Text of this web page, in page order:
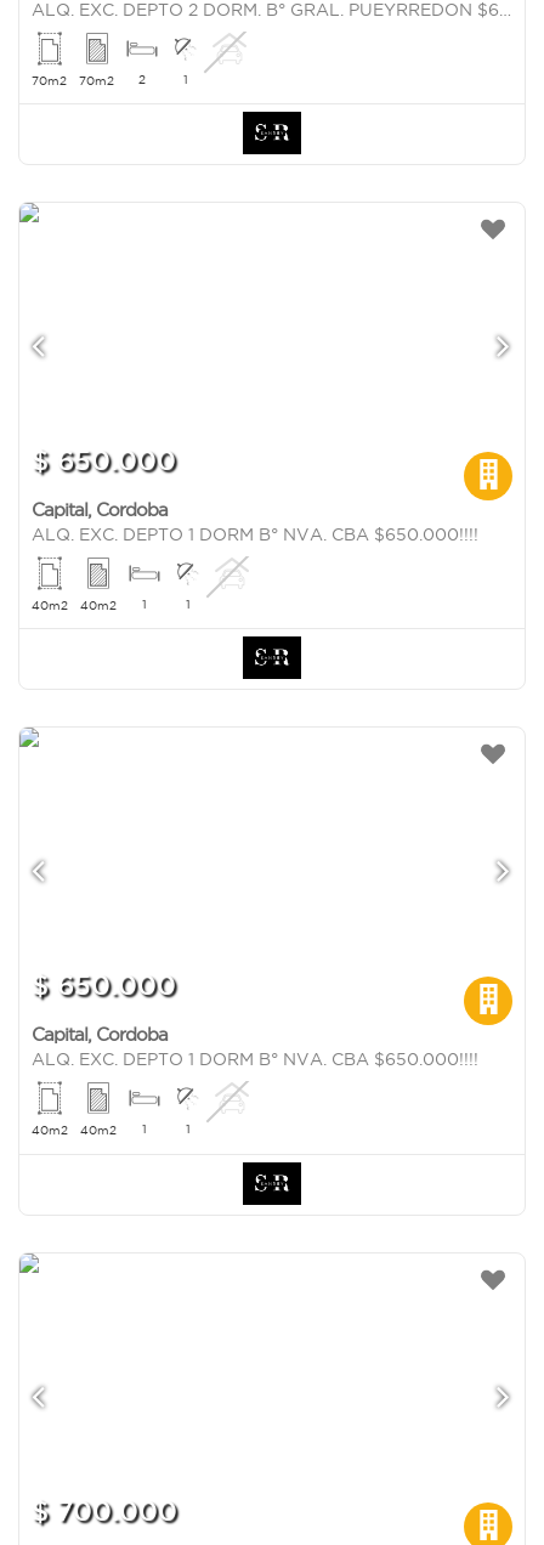
70m2 70m2 2 1
$ 650.000
Capital, Cordoba
ALQ. EXC. DEPTO 1 DORM B° NVA. CBA $650.000!!!!
40m2 40m2 1 1
$ 650.000
Capital, Cordoba
ALQ. EXC. DEPTO 1 DORM B° NVA. CBA $650.000!!!!
40m2 40m2 1 1
$ 700.000